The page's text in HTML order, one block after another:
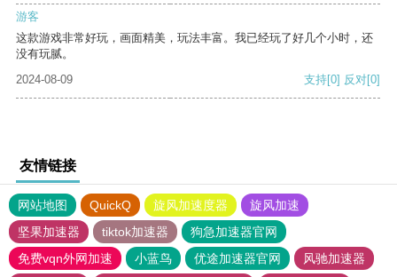
游客
这款游戏非常好玩，画面精美，玩法丰富。我已经玩了好几个小时，还
没有玩腻。
2024-08-09
支持[0] 反对[0]
友情链接
网站地图 QuickQ 旋风加速度器
旋风加速
坚果加速器
tiktok加速器
狗急加速器官网
免费vqn外网加速
小蓝鸟 优途加速器官网
风驰加速器